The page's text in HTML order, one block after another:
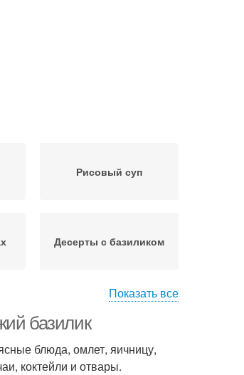
Рисовый суп
Десерты с базиликом
Показать все
базилик
блюда, омлет, яичницу,
коктейли и отвары.